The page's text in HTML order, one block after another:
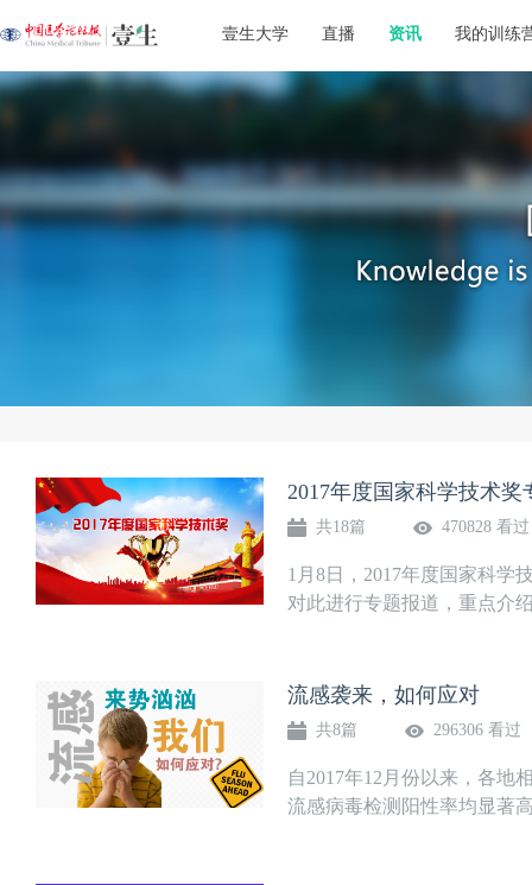
壹生大学 直播 资讯 我的训练
2017年度国家科学技术奖
共18篇 470828 看过
1月8日，2017年度国家科学
对此进行专题报道，重点介
流感袭来，如何应对
共8篇 296306 看过
自2017年12月份以来，各地
流感病毒检测阳性率均显著